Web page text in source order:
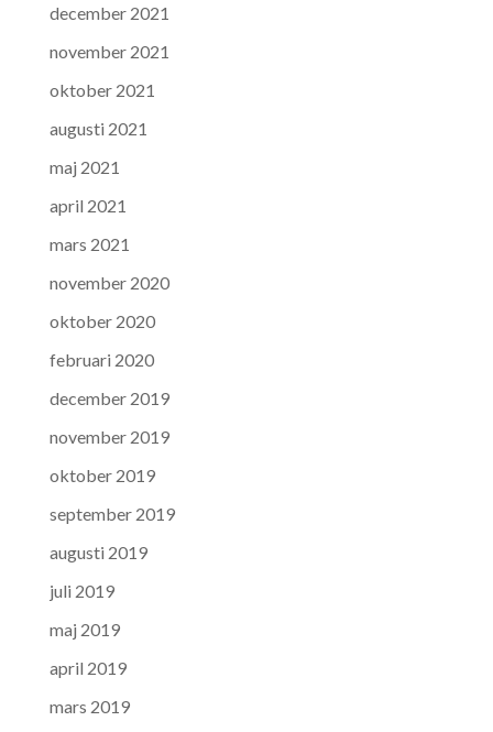
december 2021
november 2021
oktober 2021
augusti 2021
maj 2021
april 2021
mars 2021
november 2020
oktober 2020
februari 2020
december 2019
november 2019
oktober 2019
september 2019
augusti 2019
juli 2019
maj 2019
april 2019
mars 2019